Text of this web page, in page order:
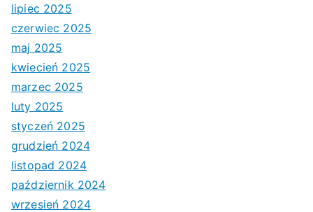
lipiec 2025
czerwiec 2025
maj 2025
kwiecień 2025
marzec 2025
luty 2025
styczeń 2025
grudzień 2024
listopad 2024
październik 2024
wrzesień 2024